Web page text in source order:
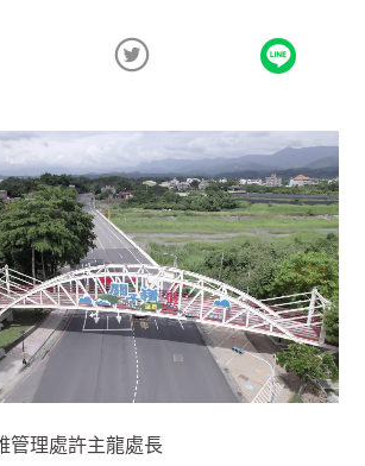
管理處許主龍處長